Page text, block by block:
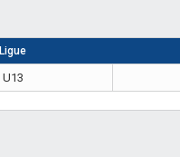
Ligue
U13